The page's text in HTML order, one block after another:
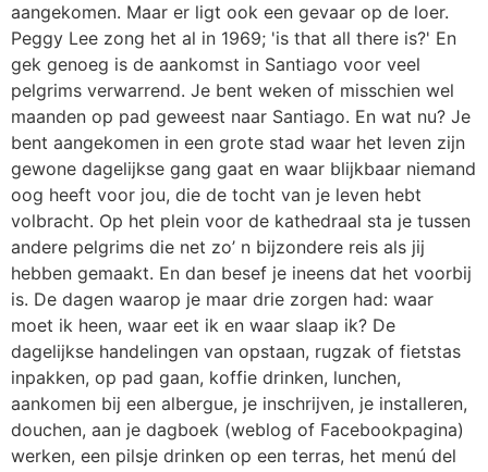
aangekomen. Maar er ligt ook een gevaar op de loer.
Peggy Lee zong het al in 1969; 'is that all there is?' En
gek genoeg is de aankomst in Santiago voor veel
pelgrims verwarrend. Je bent weken of misschien wel
maanden op pad geweest naar Santiago. En wat nu? Je
bent aangekomen in een grote stad waar het leven zijn
gewone dagelijkse gang gaat en waar blijkbaar niemand
oog heeft voor jou, die de tocht van je leven hebt
volbracht. Op het plein voor de kathedraal sta je tussen
andere pelgrims die net zo’ n bijzondere reis als jij
hebben gemaakt. En dan besef je ineens dat het voorbij
is. De dagen waarop je maar drie zorgen had: waar
moet ik heen, waar eet ik en waar slaap ik? De
dagelijkse handelingen van opstaan, rugzak of fietstas
inpakken, op pad gaan, koffie drinken, lunchen,
aankomen bij een albergue, je inschrijven, je installeren,
douchen, aan je dagboek (weblog of Facebookpagina)
werken, een pilsje drinken op een terras, het menú del